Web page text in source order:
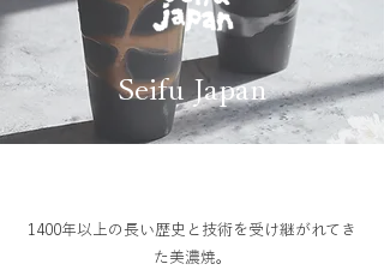
Seifu Japan
1400年以上の長い歴史と技術を受け継がれてき
た美濃焼。